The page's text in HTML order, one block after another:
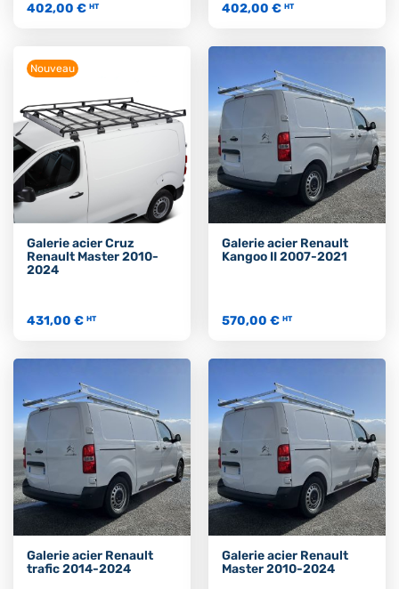
402,00 € HT 402,00 € HT
Nouveau
Galerie acier Cruz
Renault Master 2010-
2024
431,00 € HT
Galerie acier Renault
Kangoo II 2007-2021
570,00 € HT
Galerie acier Renault
trafic 2014-2024
Galerie acier Renault
Master 2010-2024